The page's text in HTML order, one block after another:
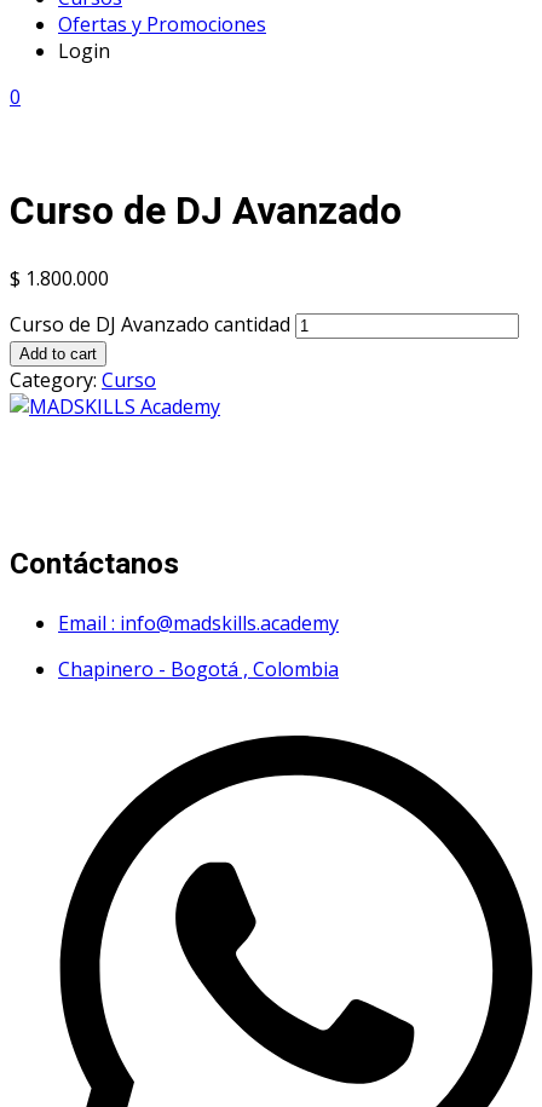
Ofertas y Promociones
Login
0
Curso de DJ Avanzado
$ 1.800.000
Curso de DJ Avanzado cantidad
Add to cart
Category: Curso
Contáctanos
Email : info@madskills.academy
Chapinero - Bogotá , Colombia